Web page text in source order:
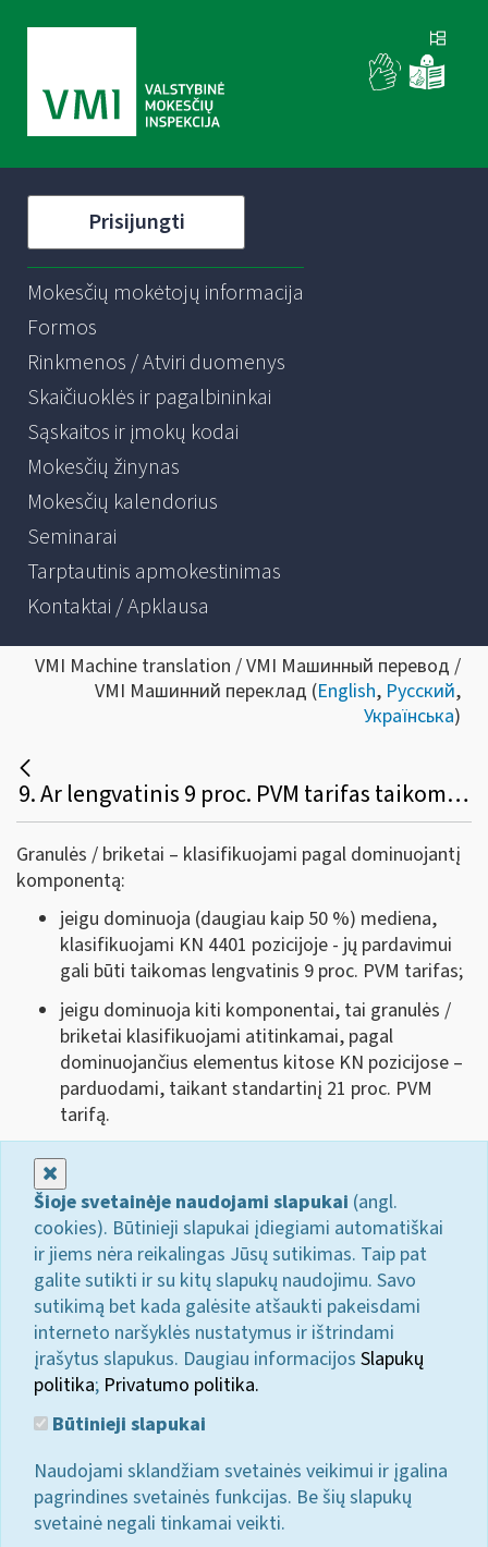
Prisijungti
Mokesčių mokėtojų informacija
Formos
Rinkmenos / Atviri duomenys
Skaičiuoklės ir pagalbininkai
Sąskaitos ir įmokų kodai
Mokesčių žinynas
Mokesčių kalendorius
Seminarai
Tarptautinis apmokestinimas
Kontaktai / Apklausa
VMI Machine translation / VMI Машинный перевод /
VMI Машинний переклад (English, Русский,
Українська)
9. Ar lengvatinis 9 proc. PVM tarifas taikomas granulėms / briketams, skirtiems kūrenimui, kurių sudėtyje yra medienos, šiaudų, biomasės išspaudų. Jeigu minėtose granulėse / briketuose yra medienos ir biomasės, ar svarbi proporcija?
Granulės / briketai – klasifikuojami pagal dominuojantį
komponentą:
jeigu dominuoja (daugiau kaip 50 %) mediena,
klasifikuojami KN 4401 pozicijoje - jų pardavimui
gali būti taikomas lengvatinis 9 proc. PVM tarifas;
jeigu dominuoja kiti komponentai, tai granulės /
briketai klasifikuojami atitinkamai, pagal
dominuojančius elementus kitose KN pozicijose –
parduodami, taikant standartinį 21 proc. PVM
tarifą.
Šioje svetainėje naudojami slapukai (angl.
cookies). Būtinieji slapukai įdiegiami automatiškai
ir jiems nėra reikalingas Jūsų sutikimas. Taip pat
galite sutikti ir su kitų slapukų naudojimu. Savo
sutikimą bet kada galėsite atšaukti pakeisdami
interneto naršyklės nustatymus ir ištrindami
įrašytus slapukus. Daugiau informacijos Slapukų
politika; Privatumo politika.
Būtinieji slapukai
Naudojami sklandžiam svetainės veikimui ir įgalina
pagrindines svetainės funkcijas. Be šių slapukų
svetainė negali tinkamai veikti.